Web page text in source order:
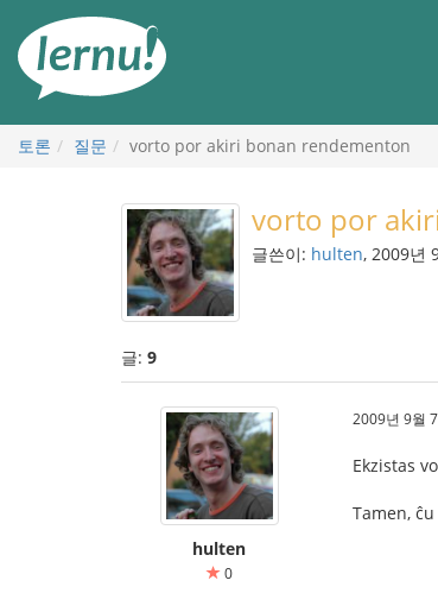
토론 질문 vorto por akiri bonan rendementon
vorto por
글쓴이: hulten, 2009년
글: 9
hulten
0
2009년 9월
Ekzistas
Tamen,